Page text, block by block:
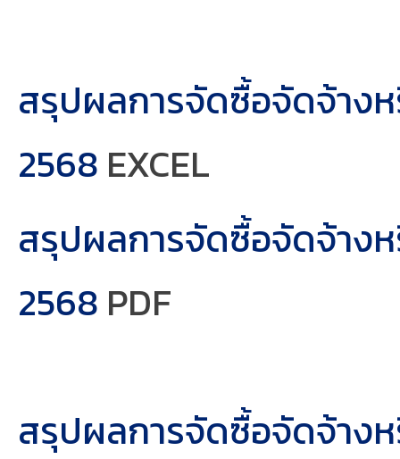
สรุปผลการจัดซื้อจัดจ้าง
2568 EXCEL
สรุปผลการจัดซื้อจัดจ้าง
2568 PDF
สรุปผลการจัดซื้อจัดจ้าง